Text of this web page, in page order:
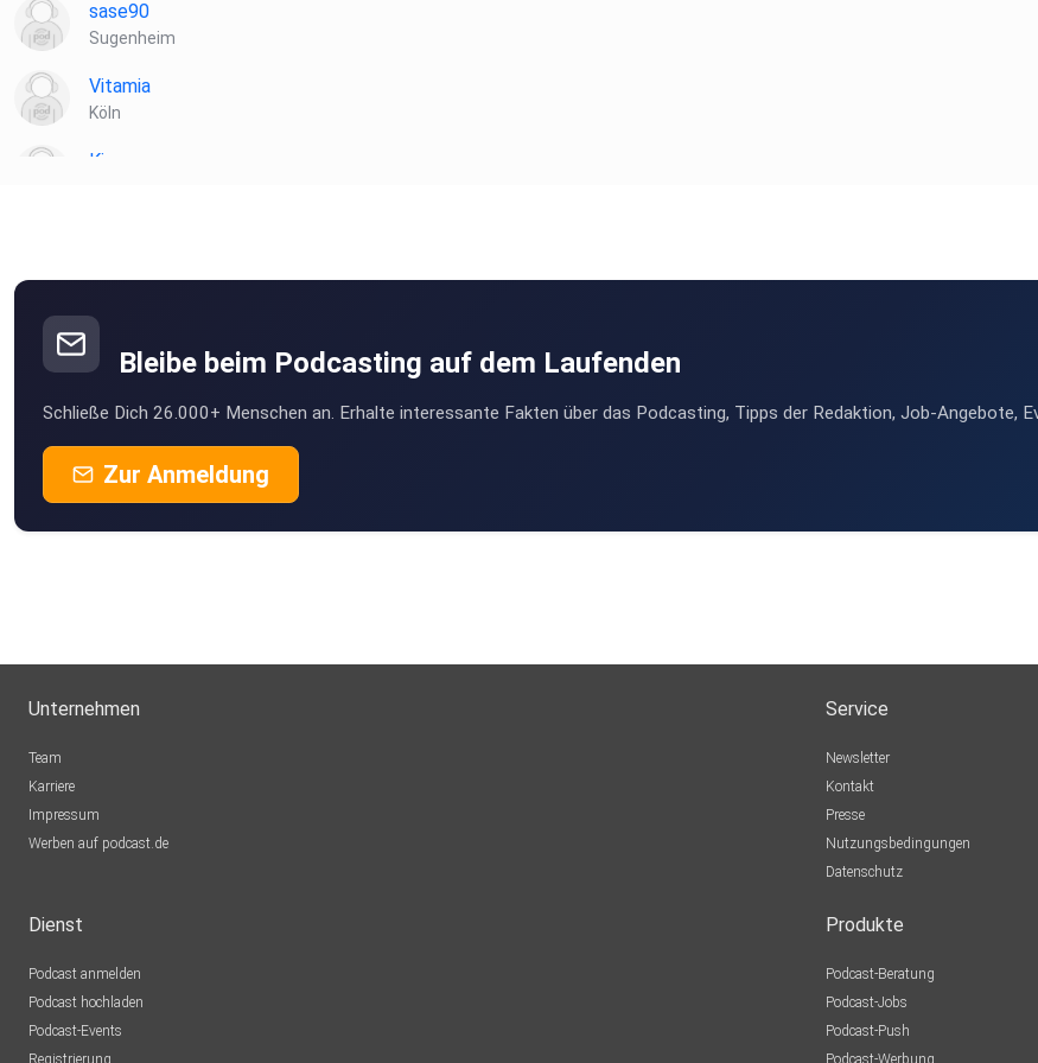
sase90
Sugenheim
Vitamia
Köln
Kiannn
podipath
Nettihoert
Bleibe beim Podcasting auf dem Laufenden
Schließe Dich 26.000+ Menschen an. Erhalte interessante Fakten über das Podcasting, Tipps der Redaktion, Job-Angebote,
Zur Anmeldung
Unternehmen
Team
Karriere
Impressum
Werben auf podcast.de
Service
Newsletter
Kontakt
Presse
Nutzungsbedingungen
Datenschutz
Dienst
Podcast anmelden
Podcast hochladen
Podcast-Events
Registrierung
Produkte
Podcast-Beratung
Podcast-Jobs
Podcast-Push
Podcast-Werbung